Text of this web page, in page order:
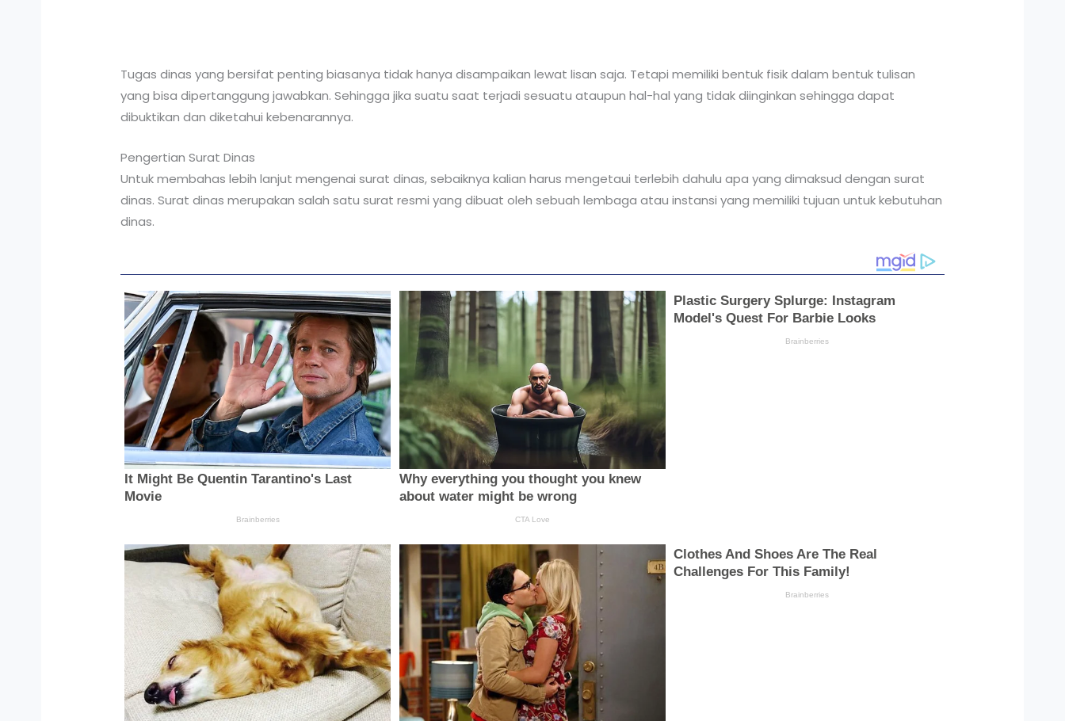
Tugas dinas yang bersifat penting biasanya tidak hanya disampaikan lewat lisan saja. Tetapi memiliki bentuk fisik dalam bentuk tulisan
yang bisa dipertanggung jawabkan. Sehingga jika suatu saat terjadi sesuatu ataupun hal-hal yang tidak diinginkan sehingga dapat
dibuktikan dan diketahui kebenarannya.
Pengertian Surat Dinas
Untuk membahas lebih lanjut mengenai surat dinas, sebaiknya kalian harus mengetaui terlebih dahulu apa yang dimaksud dengan surat
dinas. Surat dinas merupakan salah satu surat resmi yang dibuat oleh sebuah lembaga atau instansi yang memiliki tujuan untuk kebutuhan
dinas.